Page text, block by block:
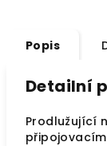
Popis
Detailní
Prodlužující
připojovacím